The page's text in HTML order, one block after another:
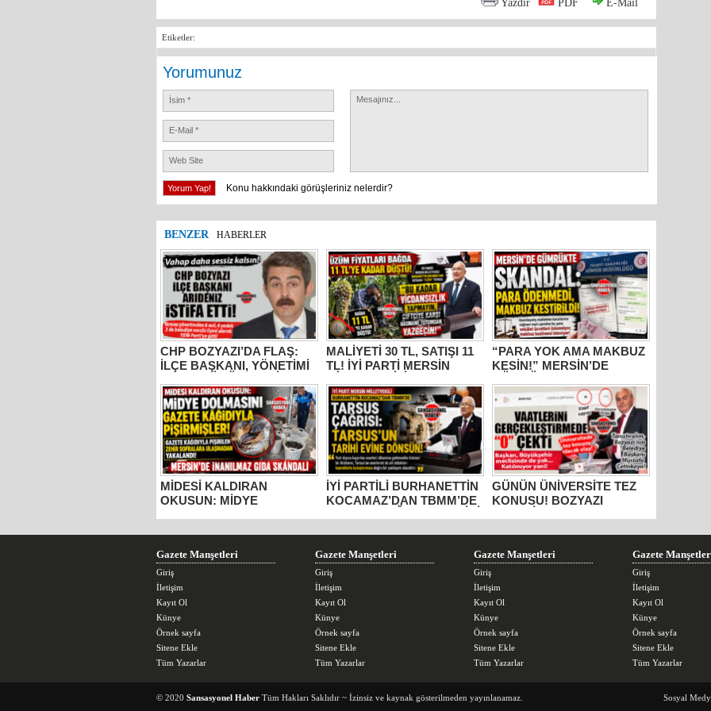
Yazdır PDF E-Mail
Etiketler:
Yorumunuz
Konu hakkındaki görüşleriniz nelerdir?
BENZER HABERLER
CHP BOZYAZI’DA FLAŞ:
İLÇE BAŞKANI, YÖNETİMİ
VE MECLİS ÜYELERİ
PARTİDEN AYRILDI, YENİ
PARTİ’YE GİTTİ!
MALİYETİ 30 TL, SATIŞI 11
TL! İYİ PARTİ MERSİN
MİLLETVEKİLİ
BURHANETTİN
KOCAMAZ’DAN İKTİDARA
“ÜZÜM” TEPKİSİ: “BU
KADAR VİCDANSIZLIK
YAPMAYIN!”
“PARA YOK AMA MAKBUZ
KESİN!” MERSİN’DE
GÜMRÜKTE SKANDAL
YAZIŞMALAR!
MİDESİ KALDIRAN
OKUSUN: MİDYE
KÂĞIDIYLA PİŞİRMİŞLER!
MERSİN’DE İNANILMAZ
İYİ PARTİLİ BURHANETTİN
KOCAMAZ’DAN TBMM’DE
TARSUS ÇAĞRISI: “TARİHİ
ESERLER AİT OLDUĞU
TOPRAKLARA DÖNMELİ!”
GÜNÜN ÜNİVERSİTE TEZ
KONUSU! BOZYAZI
BELEDİYE BAŞKANI
MUSTAFA ÇETİNKAYA’NIN
2 YILLIK KARNESİ
SIFIR ÇEKTİ”
Gazete Manşetleri
Giriş
İletişim
Kayıt Ol
Künye
Örnek sayfa
Sitene Ekle
Tüm Yazarlar
Gazete Manşetleri
Giriş
İletişim
Kayıt Ol
Künye
Örnek sayfa
Sitene Ekle
Tüm Yazarlar
Gazete Manşetleri
Giriş
İletişim
Kayıt Ol
Künye
Örnek sayfa
Sitene Ekle
Tüm Yazarlar
Gazete
Giriş
İletişim
Kayıt Ol
Künye
Örnek sayfa
Sitene Ekle
Tüm Yazarlar
© 2020 Sansasyonel Haber Tüm Hakları Saklıdır ~ İzinsiz ve kaynak gösterilmeden yayınlanamaz. Sosyal